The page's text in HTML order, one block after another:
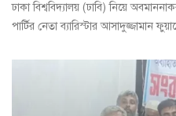
ঢাকা বিশ্ববিদ্যালয় (ঢাবি) নিয়ে
পার্টির নেতা ব্যারিস্টার আসাদুজ্জামান